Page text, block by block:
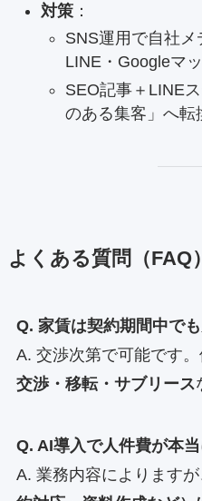
対策：
SNS運用で自社メ
LINE・Googleマッ
SEO記事＋LINE
のある集客」へ転
よくある質問（FAQ）
Q. 家賃は契約期間中で
A. 交渉次第で可能です。
交渉・移転・サブリース
Q. AI導入で人件費が本
A. 業務内容によります